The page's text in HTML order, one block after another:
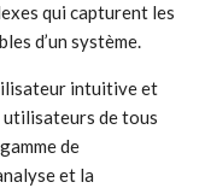
qui capturent les
d’un système.
intuitive et
utilisateurs de tous
de
et la